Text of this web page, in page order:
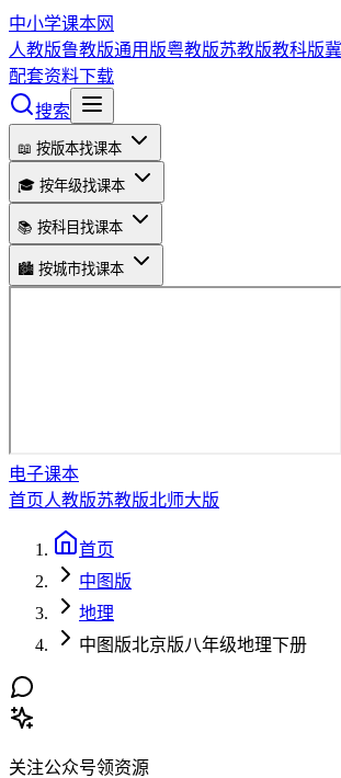
中小学课本网
人教版鲁教版通用版粤教版苏教版教科版
配套资料下载
搜索
📖 按版本找课本
🎓 按年级找课本
📚 按科目找课本
🏙️ 按城市找课本
电子课本
首页人教版苏教版北师大版
首页
中图版
地理
中图版北京版八年级地理下册
关注公众号领资源